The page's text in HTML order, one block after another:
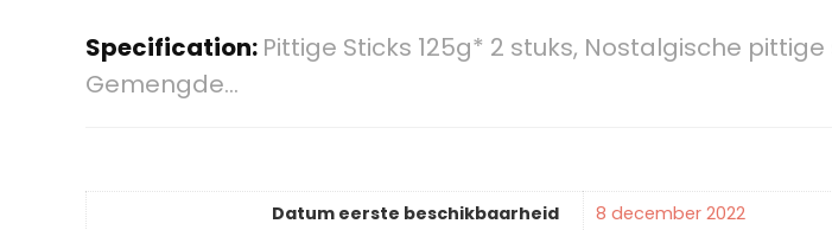
Specification: Pittige Sticks 125g* 2 stuks, Nostalgische
Gemengde…
Datum eerste beschikbaarheid
8 december 2022